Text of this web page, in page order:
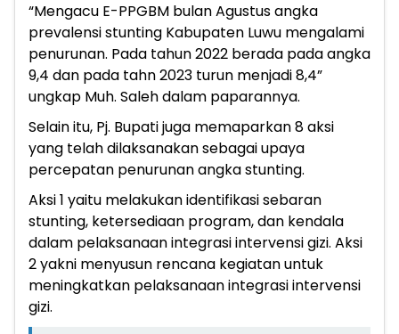
“Mengacu E-PPGBM bulan Agustus angka
prevalensi stunting Kabupaten Luwu mengalami
penurunan. Pada tahun 2022 berada pada angka
9,4 dan pada tahn 2023 turun menjadi 8,4”
ungkap Muh. Saleh dalam paparannya.
Selain itu, Pj. Bupati juga memaparkan 8 aksi
yang telah dilaksanakan sebagai upaya
percepatan penurunan angka stunting.
Aksi 1 yaitu melakukan identifikasi sebaran
stunting, ketersediaan program, dan kendala
dalam pelaksanaan integrasi intervensi gizi. Aksi
2 yakni menyusun rencana kegiatan untuk
meningkatkan pelaksanaan integrasi intervensi
gizi.